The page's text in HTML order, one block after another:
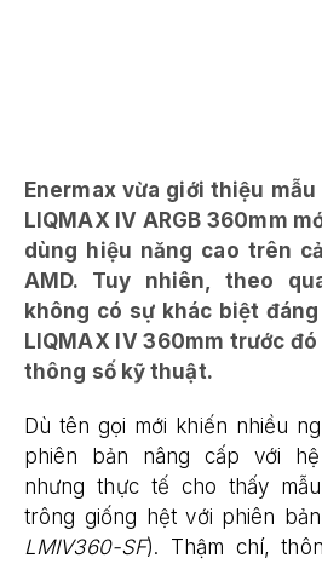
Enermax vừa giới thiệu
LIQMAX IV ARGB 360mm
dùng hiệu năng cao trên
AMD. Tuy nhiên, theo
không có sự khác biệt
LIQMAX IV 360mm trước
thông số kỹ thuật.
Dù tên gọi mới khiến nhiều
phiên bản nâng cấp với hệ
nhưng thực tế cho thấy
trông giống hệt với phiên
LMIV360-SF). Thậm chí,